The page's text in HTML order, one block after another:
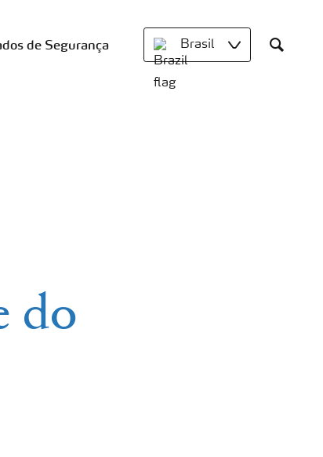
de Segurança Brasil
Search
do